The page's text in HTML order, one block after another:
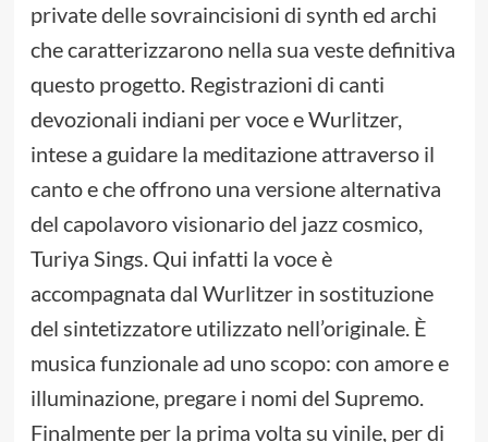
private delle sovraincisioni di synth ed archi
che caratterizzarono nella sua veste definitiva
questo progetto. Registrazioni di canti
devozionali indiani per voce e Wurlitzer,
intese a guidare la meditazione attraverso il
canto e che offrono una versione alternativa
del capolavoro visionario del jazz cosmico,
Turiya Sings. Qui infatti la voce è
accompagnata dal Wurlitzer in sostituzione
del sintetizzatore utilizzato nell’originale. È
musica funzionale ad uno scopo: con amore e
illuminazione, pregare i nomi del Supremo.
Finalmente per la prima volta su vinile, per di